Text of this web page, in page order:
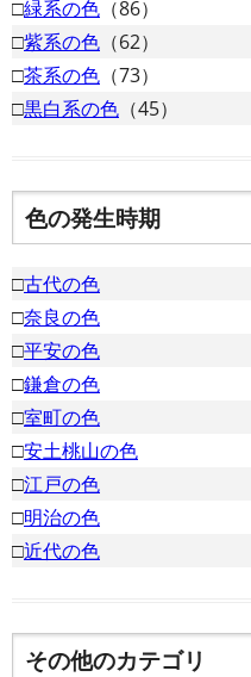
□緑系の色 （86）
□紫系の色 （62）
□茶系の色 （73）
□黒白系の色 （45）
色の発生時期
□古代の色
□奈良の色
□平安の色
□鎌倉の色
□室町の色
□安土桃山の色
□江戸の色
□明治の色
□近代の色
その他のカテゴリ